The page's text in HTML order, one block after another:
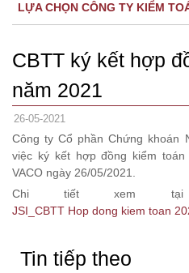
LỰA CHỌN CÔNG TY KIỂM
CBTT ký kết hợp
năm 2021
26-05-2021
Công ty Cổ phần Chứng khoán
việc ký kết hợp đồng kiểm
VACO ngày 26/05/2021.
Chi tiết xem
JSI_CBTT Hop dong kiem toan
Tin tiếp theo